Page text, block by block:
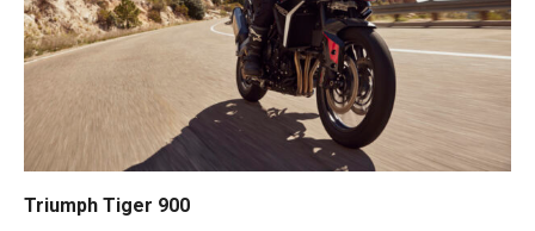
Triumph Tiger 900